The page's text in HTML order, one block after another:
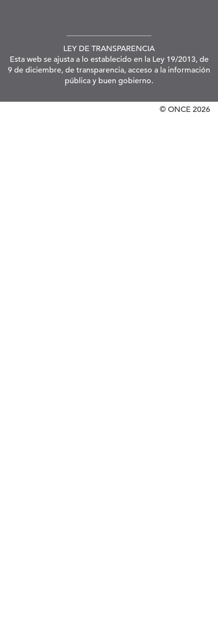
LEY DE TRANSPARENCIA
Esta web se ajusta a lo establecido en la Ley 19/2013, de
9 de diciembre, de transparencia, acceso a la información
pública y buen gobierno.
© ONCE 2026